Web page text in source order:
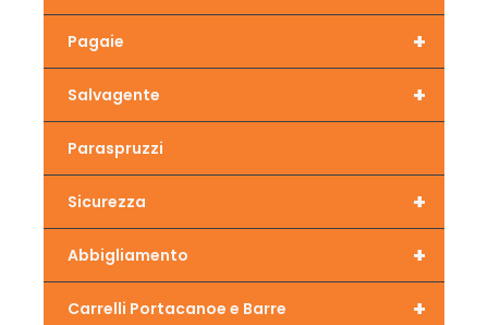
+
Pagaie
+
Salvagente
Paraspruzzi
+
Sicurezza
+
Abbigliamento
+
Carrelli Portacanoe e Barre